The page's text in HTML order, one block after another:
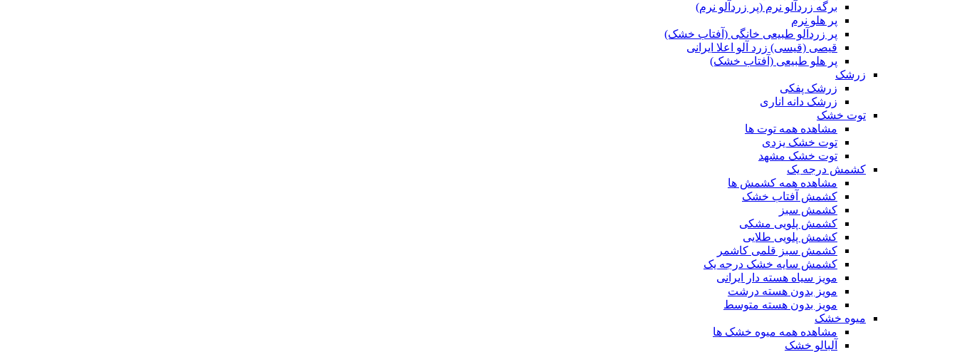
برگه زردآلو نرم (پر زردآلو نرم)
پر هلو نرم
پر زردآلو طبیعی خانگی (آفتاب خشک)
قیصی (قیسی) زرد آلو اعلا ایرانی
پر هلو طبیعی (آفتاب خشک)
زرشک
زرشک پفکی
زرشک دانه اناری
توت خشک
مشاهده همه توت ها
توت خشک یزدی
توت خشک مشهد
کشمش درجه یک
مشاهده همه کشمش ها
کشمش آفتاب خشک
کشمش سبز
کشمش پلویی مشکی
کشمش پلویی طلایی
کشمش سبز قلمی کاشمر
کشمش سایه خشک درجه یک
مویز سیاه هسته دار ایرانی
مویز بدون هسته درشت
مویز بدون هسته متوسط
میوه خشک
مشاهده همه میوه خشک ها
آلبالو خشک